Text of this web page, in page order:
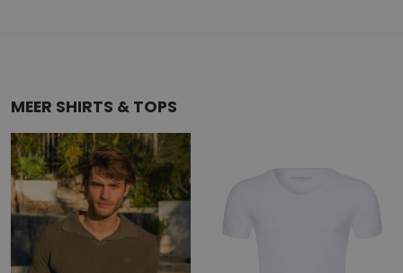
MEER SHIRTS & TOPS